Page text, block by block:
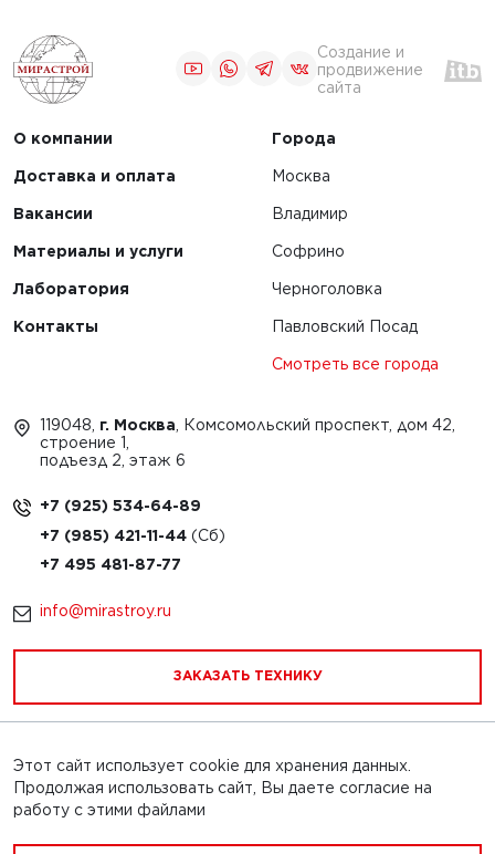
Создание и
продвижение
сайта
О компании
Доставка и оплата
Вакансии
Материалы и услуги
Лаборатория
Контакты
Города
Москва
Владимир
Софрино
Черноголовка
Павловский Посад
Смотреть все города
119048, г. Москва , Комсомольский проспект, дом 42,
строение 1,
подъезд 2, этаж 6
+7 (925) 534-64-89
+7 (985) 421-11-44
+7 495 481-87-77
info@mirastroy.ru
ЗАКАЗАТЬ ТЕХНИКУ
Обращаем Ваше внимание на то, что данный интернет-
сайт и его содержимое носит исключительно
информационный характер и ни при каких условиях
Этот сайт использует cookie для хранения данных.
Продолжая использовать сайт, Вы даете согласие на
работу с этими файлами